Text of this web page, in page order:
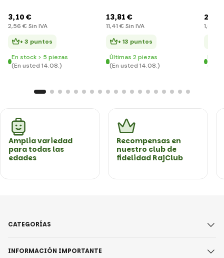
3,10 €
2,56 € Sin IVA
+ 3 puntos
En stock > 5 piezas
(En usted 14.08.)
13,81 €
11,41 € Sin IVA
+ 13 puntos
Últimas 2 piezas
(En usted 14.08.)
2
1,67 €
En
(En
Amplia variedad
para todas las
edades
Recompensas en
nuestro club de
fidelidad RajClub
CATEGORÍAS
INFORMACIÓN IMPORTANTE